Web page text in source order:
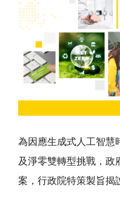
為因應生成式人工智慧
及淨零雙轉型挑戰，政
案，行政院特策製旨揭